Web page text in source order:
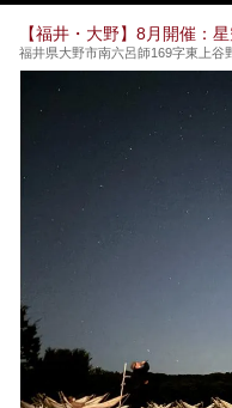
【福井・大野】8月開催：
福井県大野市南六呂師169字東上谷